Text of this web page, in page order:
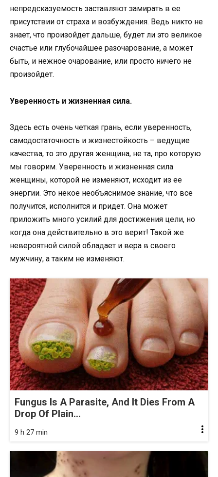
непредсказуемость заставляют замирать в ее
присутствии от страха и возбуждения. Ведь никто не
знает, что произойдет дальше, будет ли это великое
счастье или глубочайшее разочарование, а может
быть, и нежное очарование, или просто ничего не
произойдет.
Уверенность и жизненная сила.
Здесь есть очень четкая грань, если уверенность,
самодостаточность и жизнестойкость – ведущие
качества, то это другая женщина, не та, про которую
мы говорим. Уверенность и жизненная сила
женщины, которой не изменяют, исходит из ее
энергии. Это некое необъяснимое знание, что все
получится, исполнится и придет. Она может
приложить много усилий для достижения цели, но
когда она действительно в это верит! Такой же
невероятной силой обладает и вера в своего
мужчину, а таким не изменяют.
Fungus Is A Parasite, And It Dies From A
Drop Of Plain...
9 h 27 min